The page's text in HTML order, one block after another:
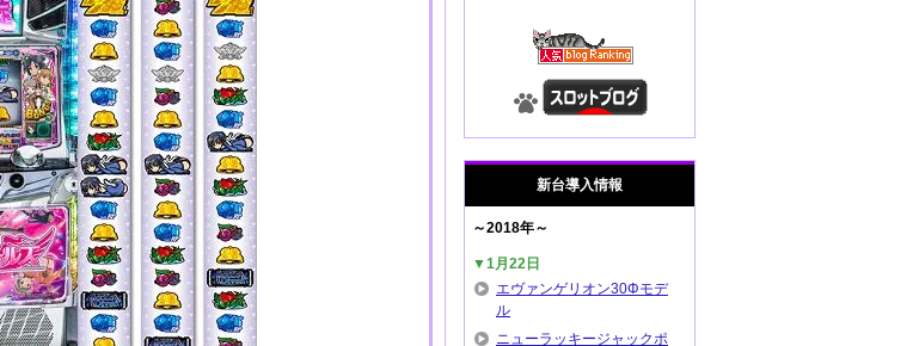
新台導入情報
～2018年～
▼1月22日
エヴァンゲリオン30Φモデ
ル
ニューラッキージャックポ